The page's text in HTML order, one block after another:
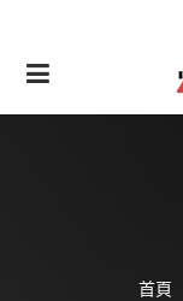
content
首頁